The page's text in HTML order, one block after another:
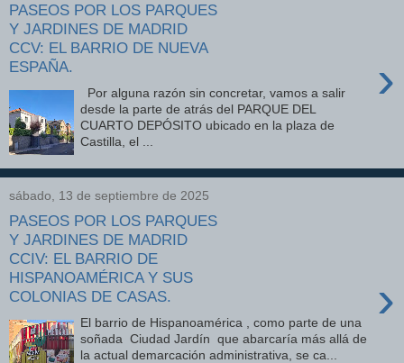
PASEOS POR LOS PARQUES
Y JARDINES DE MADRID
CCV: EL BARRIO DE NUEVA
ESPAÑA.
›
Por alguna razón sin concretar, vamos a salir
desde la parte de atrás del PARQUE DEL
CUARTO DEPÓSITO ubicado en la plaza de
Castilla, el ...
sábado, 13 de septiembre de 2025
PASEOS POR LOS PARQUES
Y JARDINES DE MADRID
CCIV: EL BARRIO DE
HISPANOAMÉRICA Y SUS
COLONIAS DE CASAS.
›
El barrio de Hispanoamérica , como parte de una
soñada Ciudad Jardín que abarcaría más allá de
la actual demarcación administrativa, se ca...